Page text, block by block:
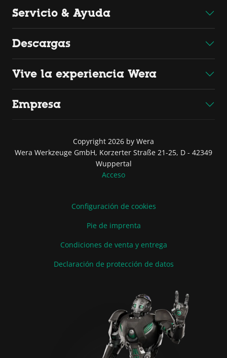
Servicio & Ayuda
Descargas
Vive la experiencia Wera
Empresa
Copyright 2026 by Wera
Wera Werkzeuge GmbH, Korzerter Straße 21-25, D - 42349
Wuppertal
Acceso
Configuración de cookies
Pie de imprenta
Condiciones de venta y entrega
Declaración de protección de datos